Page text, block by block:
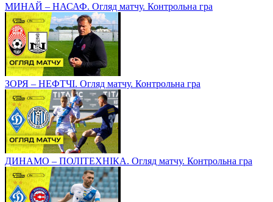
МИНАЙ – НАСАФ. Огляд матчу. Контрольна гра
ЗОРЯ – НЕФТЧІ. Огляд матчу. Контрольна гра
ДИНАМО – ПОЛІТЕХНІКА. Огляд матчу. Контрольна гра